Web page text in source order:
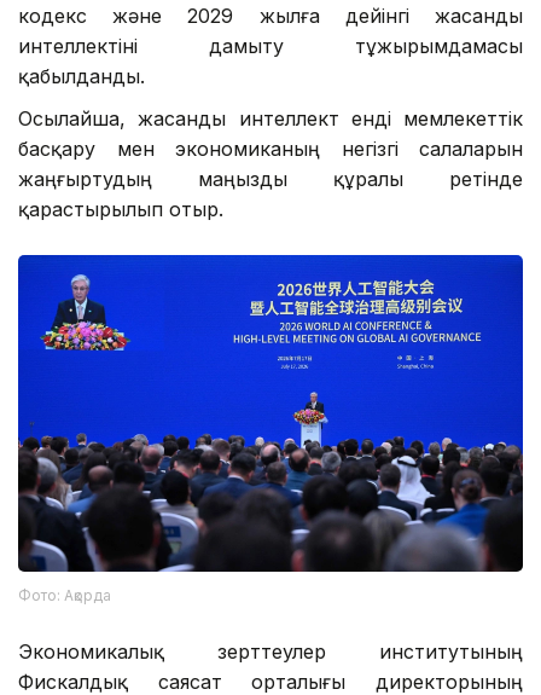
кодекс және 2029 жылға дейінгі жасанды
интеллектіні дамыту тұжырымдамасы
қабылданды.
Осылайша, жасанды интеллект енді мемлекеттік
басқару мен экономиканың негізгі салаларын
жаңғыртудың маңызды құралы ретінде
қарастырылып отыр.
Фото: Ақорда
Экономикалық зерттеулер институтының
Фискалдық саясат орталығы директорының